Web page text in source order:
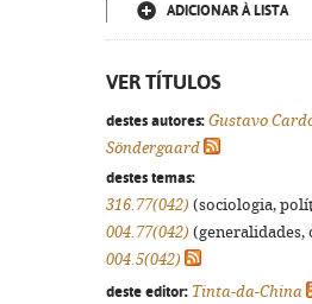
ADICIONAR À LISTA
VER TÍTULOS
destes autores: Gustavo
Söndergaard
destes temas:
316.77(042) (sociologia,
004.77(042) (generalidades,
004.5(042)
deste editor: Tinta-da-China